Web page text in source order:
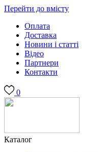
Перейти до вмісту
Оплата
Доставка
Новини і статті
Відео
Партнери
Контакти
0
Каталог